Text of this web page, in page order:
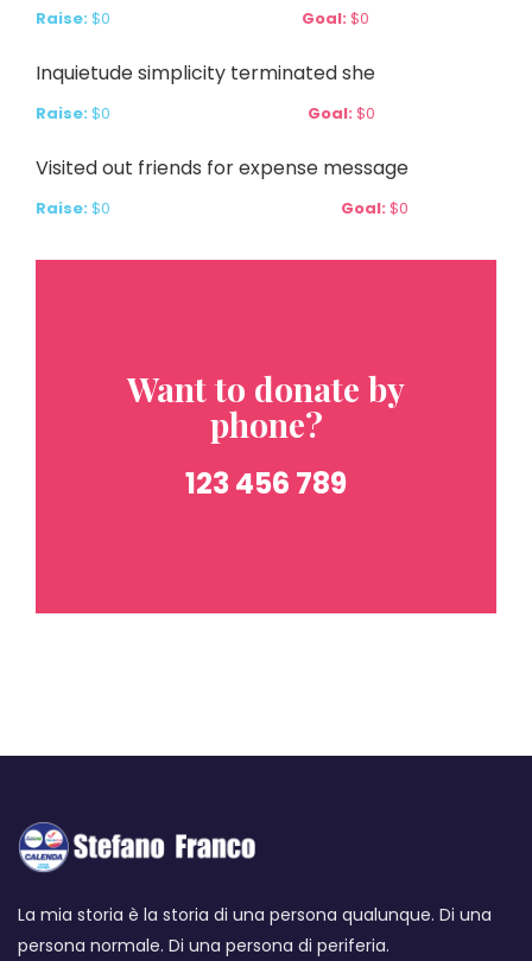
Raise: $0 Goal: $0
Inquietude simplicity terminated she
Raise: $0 Goal: $0
Visited out friends for expense message
Raise: $0 Goal: $0
Want to donate by
phone?
123 456 789
La mia storia è la storia di una persona qualunque. Di una
persona normale. Di una persona di periferia.